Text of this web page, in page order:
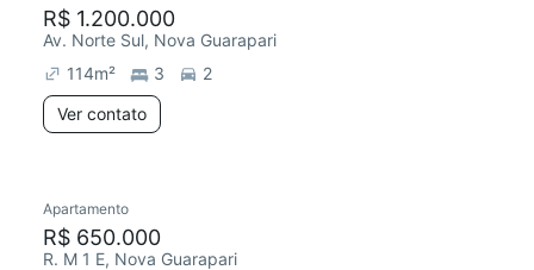
R$ 1.200.000
Av. Norte Sul, Nova Guarapari
114m² 3
2
Ver contato
Apartamento
R$ 650.000
R. M 1 E, Nova Guarapari